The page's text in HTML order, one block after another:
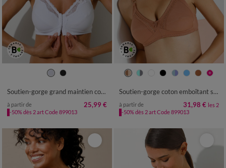
Soutien-gorge grand maintien coton stretch ouvert devant - sans armatures
à partir de 25,99 €
-50% dès 2 art Code 899013
Soutien-gorge coton emboîtant sans armatures - lot de 2
à partir de 31,98 € les 2
-50% dès 2 art Code 899013